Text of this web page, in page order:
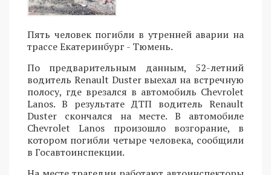
Пять человек погибли в утренней аварии на
трассе Екатеринбург - Тюмень.
По предварительным данным, 52-летний
водитель Renault Duster выехал на встречную
полосу, где врезался в автомобиль Chevrolet
Lanos. В результате ДТП водитель Renault
Duster скончался на месте. В автомобиле
Chevrolet Lanos произошло возгорание, в
котором погибли четыре человека, сообщили
в Госавтоинспекции.